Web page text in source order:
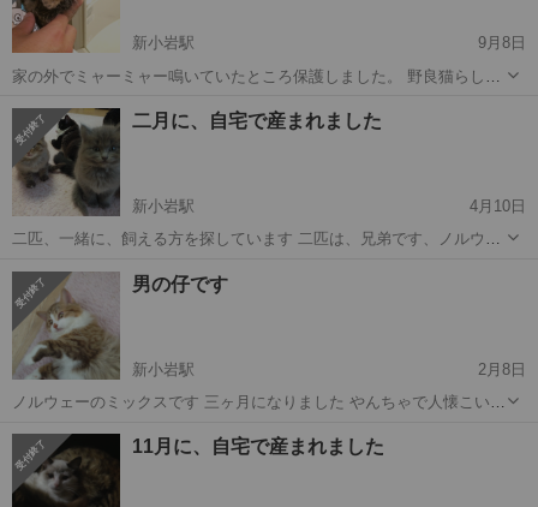
新小岩駅
9月8日
家の外でミャーミャー鳴いていたところ保護しました。 野良猫らしか
月 目のクリクリした 女の子と見間違えるほどのイケメンくん 男の子
です。 トイレは、ほっ...
東京 江戸川区 新小岩駅 猫 ミャーミャー
二月に、自宅で産まれました
新小岩駅
4月10日
二匹、一緒に、飼える方を探しています 二匹は、兄弟です、ノルウェ
東京 葛飾区 新小岩駅
男の仔です
新小岩駅
2月8日
ノルウェーのミックスです 三ヶ月になりました やんちゃで人懐こいで
東京 葛飾区 新小岩駅 猫 ノルウェー
11月に、自宅で産まれました